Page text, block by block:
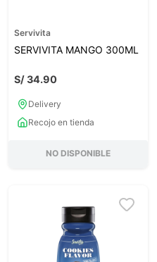
Servivita
SERVIVITA MANGO 300ML
S/34.90
Delivery
Recojo en tienda
NO DISPONIBLE